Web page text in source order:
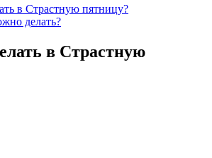
в Страстную пятницу?
делать?
в Страстную